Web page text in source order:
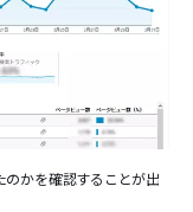
かを確認することが出